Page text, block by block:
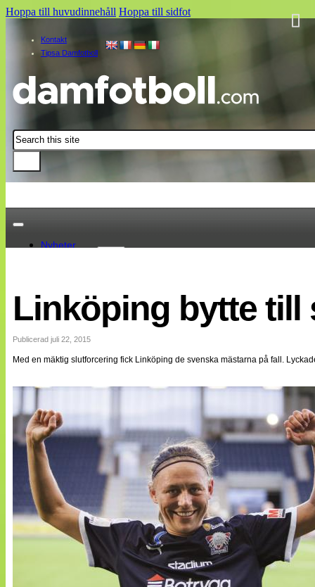
Hoppa till huvudinnehåll Hoppa till sidfot
Kontakt
Tipsa Damfotboll
Sök
Nyheter
Landslaget
EM 2013
Internationellt
Bildreportage
Bloggar
Webb-TV
Medlemsbilder
Till klubbkassan
NÄTverket
Split vision
Om oss
Annonsera
Statistik
Tipsa Damfotboll
Kontakt
Linköping bytte till
Publicerad juli 22, 2015
Med en mäktig slutforcering fick Linköping de svenska mästarna på fall.